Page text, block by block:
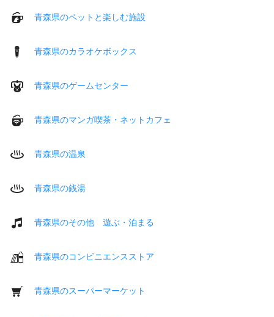
青森県のペットと楽しむ施設
青森県のカラオケボックス
青森県のゲームセンター
青森県のマンガ喫茶・ネットカフェ
青森県の温泉
青森県の銭湯
青森県のその他 遊ぶ・泊まる
青森県のコンビニエンスストア
青森県のスーパーマーケット